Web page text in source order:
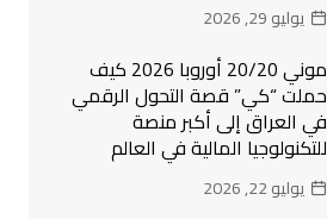
يوليو 29, 2026
موني 20/20 أوروبا 2026 كيف
حملت “كي” قصة التحول الرقمي
في العراق إلى أكبر منصة
للتكنولوجيا المالية في العالم
يوليو 22, 2026